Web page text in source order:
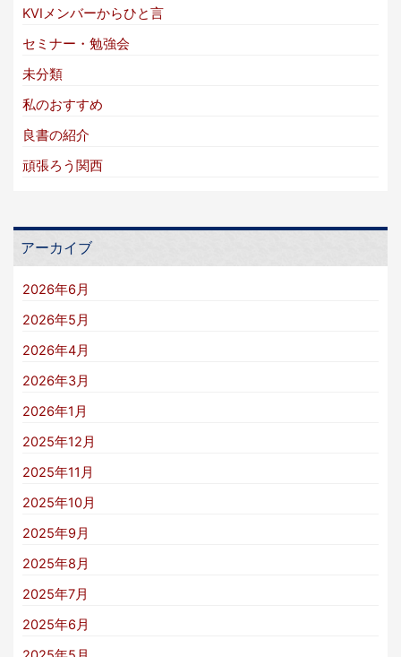
KVIメンバーからひと言
セミナー・勉強会
未分類
私のおすすめ
良書の紹介
頑張ろう関西
アーカイブ
2026年6月
2026年5月
2026年4月
2026年3月
2026年1月
2025年12月
2025年11月
2025年10月
2025年9月
2025年8月
2025年7月
2025年6月